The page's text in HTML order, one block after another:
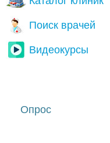
Поиск врачей
Видеокурсы
Опрос